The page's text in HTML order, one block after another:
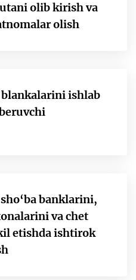
olib kirish va
olish
ishlab
banklarini,
va chet
etishda ishtirok